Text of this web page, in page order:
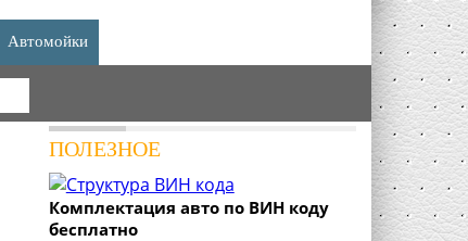
Автомойки
ПОЛЕЗНОЕ
Комплектация авто по ВИН коду
бесплатно